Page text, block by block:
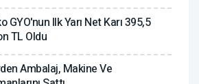
GYO'nun Ilk Yarı Net Karı 395,5
TL Oldu
Ambalaj, Makine Ve